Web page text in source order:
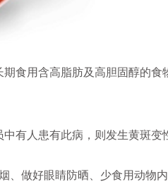
食用含高脂肪及高胆固醇的食
人患有此病，则发生黄斑变
做好眼睛防晒、少食用动物